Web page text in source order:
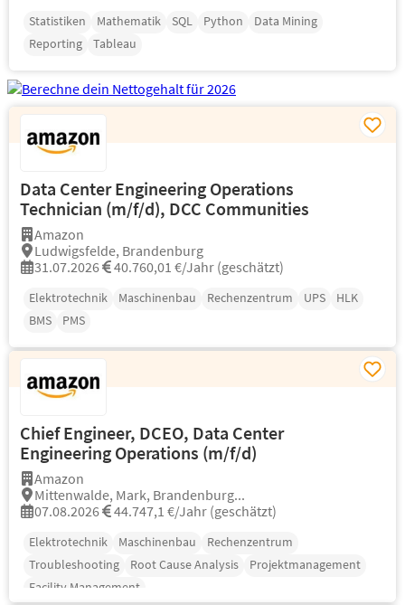
Statistiken Mathematik SQL Python
Data Mining
Reporting
Tableau
Data Center Engineering Operations
Technician (m/f/d), DCC Communities
Amazon
Ludwigsfelde, Brandenburg
31.07.2026
40.760,01 €/Jahr (geschätzt)
Elektrotechnik Maschinenbau Rechenzentrum UPS
HLK
BMS
PMS
Chief Engineer, DCEO, Data Center
Engineering Operations (m/f/d)
Amazon
Mittenwalde, Mark, Brandenburg...
07.08.2026
44.747,1 €/Jahr (geschätzt)
Elektrotechnik Maschinenbau
Rechenzentrum
Troubleshooting
Root Cause Analysis
Projektmanagement
Facility Management